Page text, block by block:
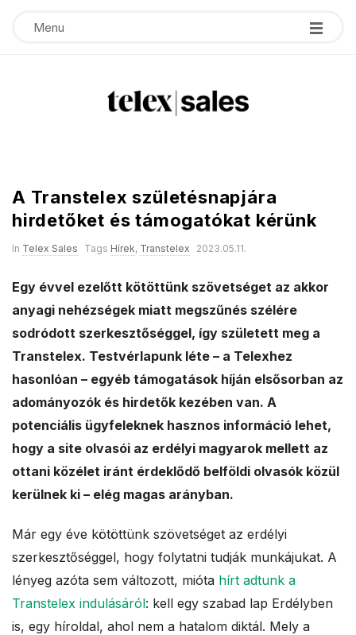
Menu
l
e
x
s
a
l
e
s
A Transtelex születésnapjára
hirdetőket és támogatókat kérünk
In Telex Sales Tags Hírek, Transtelex 2023.05.11.
Egy évvel ezelőtt kötöttünk szövetséget az akkor
anyagi nehézségek miatt megszűnés szélére
sodródott szerkesztőséggel, így született meg a
Transtelex. Testvérlapunk léte – a Telexhez
hasonlóan – egyéb támogatások híján elsősorban az
adományozók és hirdetők kezében van. A
potenciális ügyfeleknek hasznos információ lehet,
hogy a site olvasói az erdélyi magyarok mellett az
ottani közélet iránt érdeklődő belföldi olvasók közül
kerülnek ki – elég magas arányban.
Már egy éve kötöttünk szövetséget az erdélyi
szerkesztőséggel, hogy folytatni tudják munkájukat. A
lényeg azóta sem változott, mióta hírt adtunk a
Transtelex indulásáról: kell egy szabad lap Erdélyben
is, egy híroldal, ahol nem a hatalom diktál. Mely a